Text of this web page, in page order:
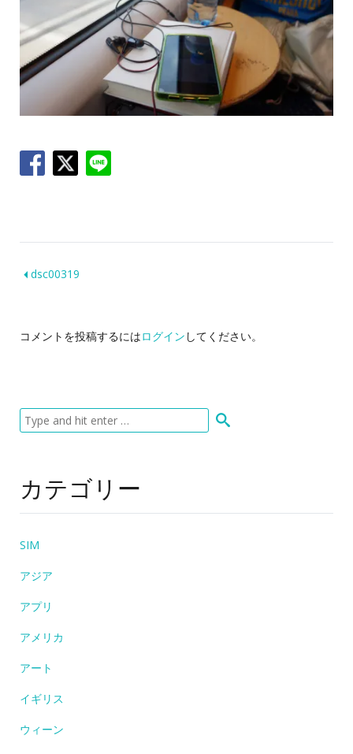
dsc00319
コメントを投稿するにはログイン してください。
カテゴリー
SIM
アジア
アプリ
アメリカ
アート
イギリス
ウィーン